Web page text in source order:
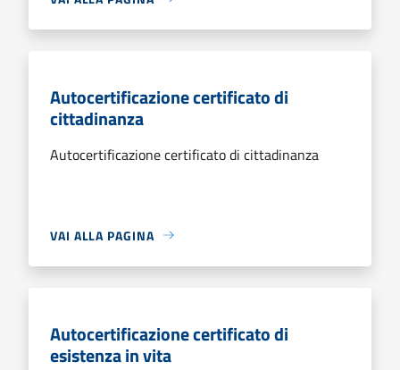
Autocertificazione certificato di
cittadinanza
Autocertificazione certificato di cittadinanza
VAI ALLA PAGINA
Autocertificazione certificato di
esistenza in vita